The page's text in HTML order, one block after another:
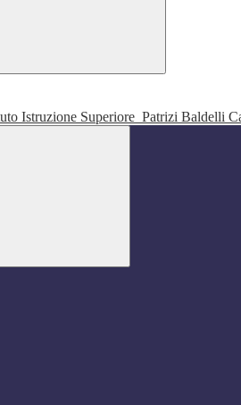
Istruzione Superiore Patrizi Baldelli